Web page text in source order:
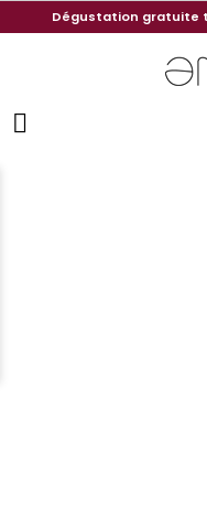
Dégustation gratuite